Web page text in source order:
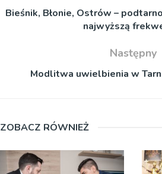
Bieśnik, Błonie, Ostrów –
najwyższą
Następny
Modlitwa uwielbienia w
ZOBACZ RÓWNIEŻ